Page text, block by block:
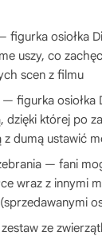
figurka osiołka
uszy, co
scen z filmu
figurka osiołka
dzięki której po
dumą ustawić
— fani
wraz z innymi
ze